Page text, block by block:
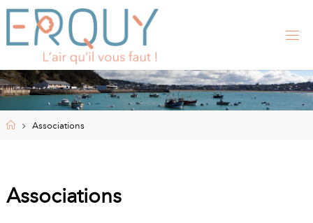
Skip
content
RQ
UY
, SI
HomeAssociations
Associations